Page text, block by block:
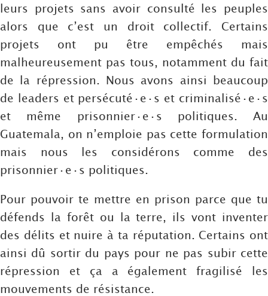
leurs projets sans avoir consulté les peuples
alors que c’est un droit collectif. Certains
projets ont pu être empêchés mais
malheureusement pas tous, notamment du fait
de la répression. Nous avons ainsi beaucoup
de leaders et persécuté·e·s et criminalisé·e·s
et même prisonnier·e·s politiques. Au
Guatemala, on n’emploie pas cette formulation
mais nous les considérons comme des
prisonnier·e·s politiques.
Pour pouvoir te mettre en prison parce que tu
défends la forêt ou la terre, ils vont inventer
des délits et nuire à ta réputation. Certains ont
ainsi dû sortir du pays pour ne pas subir cette
répression et ça a également fragilisé les
mouvements de résistance.